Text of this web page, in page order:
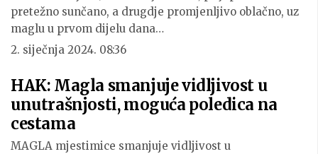
pretežno sunčano, a drugdje promjenljivo oblačno, uz
maglu u prvom dijelu dana…
2. siječnja 2024. 08:36
HAK: Magla smanjuje vidljivost u
unutrašnjosti, moguća poledica na
cestama
MAGLA mjestimice smanjuje vidljivost u